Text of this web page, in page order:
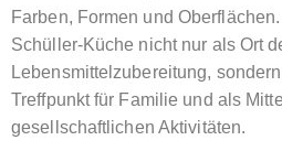
Farben, Formen und
Schüller-Küche nicht nur als Ort
Lebensmittelzubereitung,
Treffpunkt für Familie und als
gesellschaftlichen Aktivitäten.